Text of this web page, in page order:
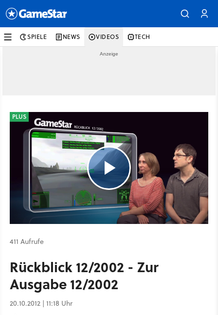
SPIELE NEWS VIDEOS TECH
PLUS
411 Aufrufe
Rückblick 12/2002 - Zur
Ausgabe 12/2002
20.10.2012 | 11:18 Uhr